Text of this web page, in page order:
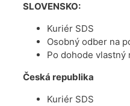
SLOVENSKO:
Kuriér SDS
Osobný odber na
Po dohode vlastný
Česká republika
Kuriér SDS